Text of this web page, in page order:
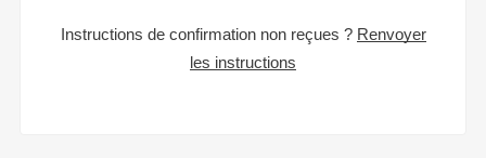
Instructions de confirmation non reçues ? Renvoyer
les instructions